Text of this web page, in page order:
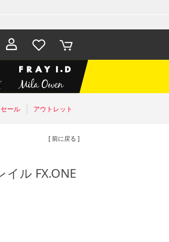
お気に入
り
カート
セール アウトレット
[ 前に戻る ]
ル FX.ONE